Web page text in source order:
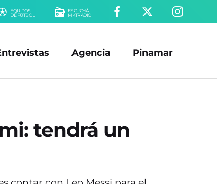
EQUIPOS
DE FÚTBOL
ESCUCHÁ
MKTRADIO
Agencia Pinamar
tendrá un